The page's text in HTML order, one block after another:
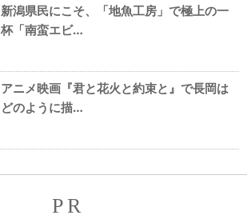
新潟県民にこそ、「地魚工房」で極上の一
杯「南蛮エビ…
アニメ映画『君と花火と約束と』で長岡は
どのように描…
PR